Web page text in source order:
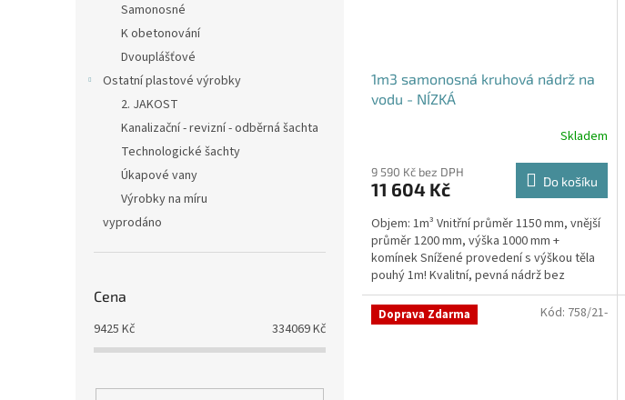
Samonosné
K obetonování
Dvouplášťové
Ostatní plastové výrobky
2. JAKOST
Kanalizační - revizní - odběrná šachta
Technologické šachty
Úkapové vany
Výrobky na míru
vyprodáno
Cena
9425 Kč 334069Kč
1m3 samonosná kruhová nádrž na
vodu - NÍZKÁ
produktu
je
z
5
hvězdiček.
Skladem
9 590 Kč bez DPH
11 604 Kč Do košíku
Objem: 1m³ Vnitřní průměr 1150 mm, vnější
průměr 1200 mm, výška 1000 mm +
komínek Snížené provedení s výškou těla
pouhý 1m! Kvalitní, pevná nádrž bez
potřeby obetonování Průměr...
Doprava Zdarma Kód: 758/21-